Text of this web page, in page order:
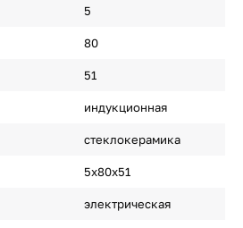
5
80
51
индукционная
стеклокерамика
5х80х51
электрическая